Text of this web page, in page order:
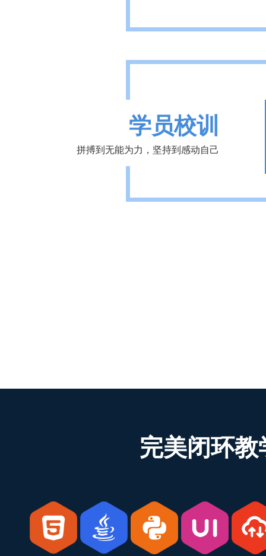
学员校训
拼搏到无能为力，坚持到感动自己
完美闭环